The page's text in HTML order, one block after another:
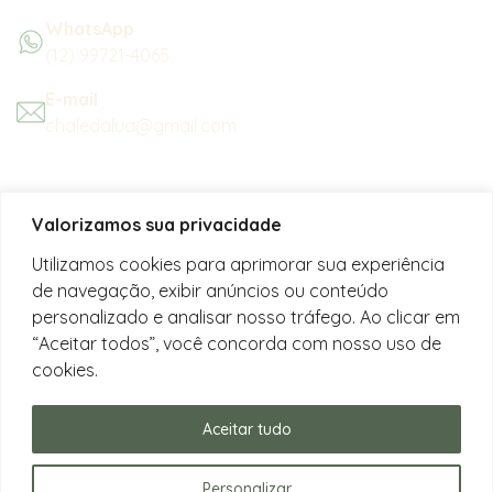
Valorizamos sua privacidade
Utilizamos cookies para aprimorar sua experiência
de navegação, exibir anúncios ou conteúdo
personalizado e analisar nosso tráfego. Ao clicar em
“Aceitar todos”, você concorda com nosso uso de
cookies.
Aceitar tudo
WhatsApp
(12) 99721-4065
E-mail
chaledalua@gmail.com
na bela praia de Juquehy.
Instagram
@chalesdaluajuquehy
Facebook
Chalés da Lua Juquehy